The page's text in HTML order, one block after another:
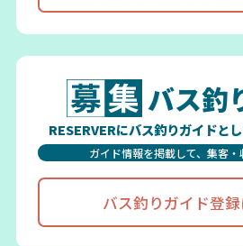
バス釣
RESERVERにバス釣りガイドと
ガイド情報を掲載して、集客・
バス釣りガイド登